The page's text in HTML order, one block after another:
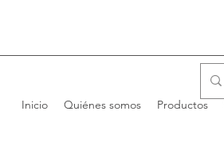
Inicio Quiénes somos Productos